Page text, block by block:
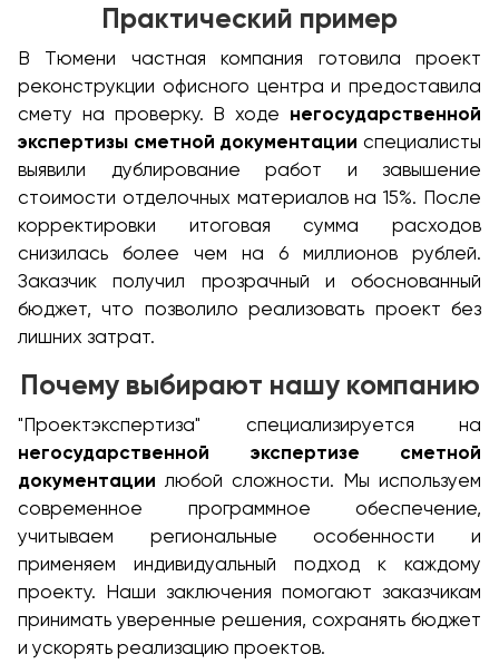
Практический пример
В Тюмени частная компания готовила проект
реконструкции офисного центра и предоставила
смету на проверку. В ходе негосударственной
экспертизы сметной документации специалисты
выявили дублирование работ и завышение
стоимости отделочных материалов на 15%. После
корректировки итоговая сумма расходов
снизилась более чем на 6 миллионов рублей.
Заказчик получил прозрачный и обоснованный
бюджет, что позволило реализовать проект без
лишних затрат.
Почему выбирают нашу компанию
"Проектэкспертиза" специализируется на
негосударственной экспертизе сметной
документации любой сложности. Мы используем
современное программное обеспечение,
учитываем региональные особенности и
применяем индивидуальный подход к каждому
проекту. Наши заключения помогают заказчикам
принимать уверенные решения, сохранять бюджет
и ускорять реализацию проектов.